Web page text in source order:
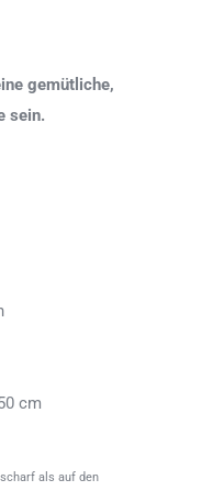
gemütliche,
sein.
cm
als auf den